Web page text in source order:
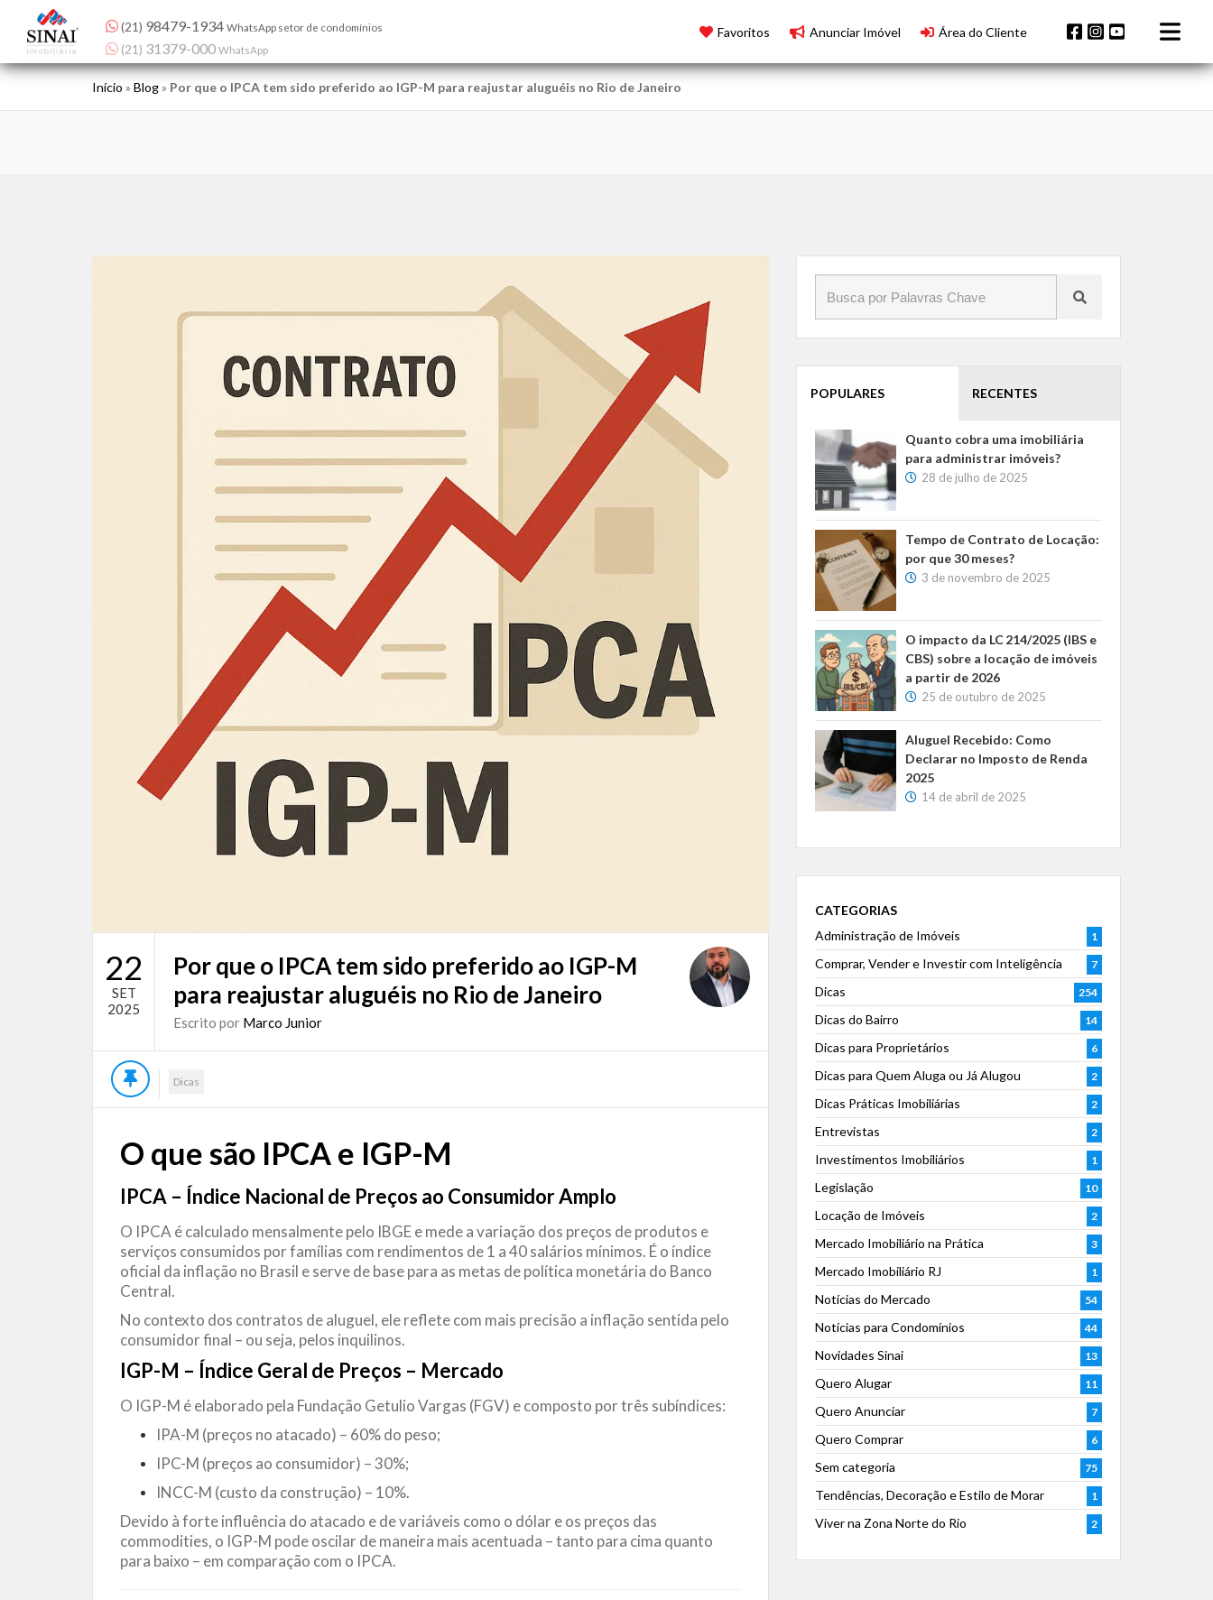
(21) 98479-1934WhatsApp setor de condomínios Favoritos Anunciar Imóvel Área do Cliente
Início » Blog» Por que o IPCA tem sido preferido ao IGP-M para reajustar aluguéis no Rio de Janeiro
22
SET
2025
Por que o IPCA tem sido preferido ao IGP-M
para reajustar aluguéis no Rio de Janeiro
Escrito por Marco Junior
Dicas
O que são IPCA e IGP-M
IPCA – Índice Nacional de Preços ao Consumidor Amplo
O IPCA é calculado mensalmente pelo IBGE e mede a variação dos preços de produtos e
serviços consumidos por famílias com rendimentos de 1 a 40 salários mínimos. É o índice
oficial da inflação no Brasil e serve de base para as metas de política monetária do Banco
Central.
No contexto dos contratos de aluguel, ele reflete com mais precisão a inflação sentida pelo
consumidor final – ou seja, pelos inquilinos.
IGP-M – Índice Geral de Preços – Mercado
O IGP-M é elaborado pela Fundação Getulio Vargas (FGV) e composto por três subíndices:
IPA-M (preços no atacado) – 60% do peso;
IPC-M (preços ao consumidor) – 30%;
INCC-M (custo da construção) – 10%.
Devido à forte influência do atacado e de variáveis como o dólar e os preços das
commodities, o IGP-M pode oscilar de maneira mais acentuada – tanto para cima quanto
para baixo – em comparação com o IPCA.
POPULARES RECENTES
Quanto cobra uma imobiliária
para administrar imóveis?
28 de julho de 2025
Tempo de Contrato de Locação:
por que 30 meses?
3 de novembro de 2025
O impacto da LC 214/2025 (IBS e
CBS) sobre a locação de imóveis
a partir de 2026
25 de outubro de 2025
Aluguel Recebido: Como
Declarar no Imposto de Renda
2025
14 de abril de 2025
CATEGORIAS
Administração de Imóveis
1
Comprar, Vender e Investir com Inteligência 7
Dicas 254
Dicas do Bairro 14
Dicas para Proprietários 6
Dicas para Quem Aluga ou Já Alugou 2
Dicas Práticas Imobiliárias 2
Entrevistas 2
Investimentos Imobiliários 1
Legislação 10
Locação de Imóveis 2
Mercado Imobiliário na Prática 3
Mercado Imobiliário RJ 1
Notícias do Mercado 54
Notícias para Condomínios 44
Novidades Sinai 13
Quero Alugar 11
Quero Anunciar 7
Quero Comprar 6
Sem categoria 75
Tendências, Decoração e Estilo de Morar 1
Viver na Zona Norte do Rio 2